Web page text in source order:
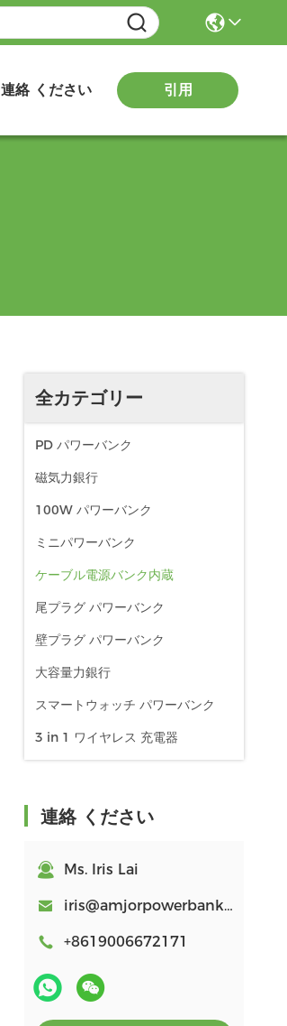
連絡 ください 引用
全カテゴリー
PD パワーバンク
磁気力銀行
100W パワーバンク
ミニパワーバンク
ケーブル電源バンク内蔵
尾プラグ パワーバンク
壁プラグ パワーバンク
大容量力銀行
スマートウォッチ パワーバンク
3 in 1 ワイヤレス 充電器
連絡 ください
Ms. Iris Lai
iris@amjorpowerbank.com
+8619006672171